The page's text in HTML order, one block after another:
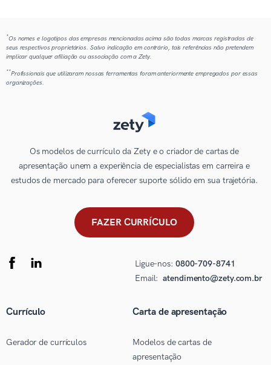
*Os nomes e logotipos das empresas mencionadas acima são todas marcas registradas de
seus respectivos proprietários. Salvo indicação em contrário, tais referências não pretendem
implicar qualquer afiliação ou associação com a Zety.
**Profissionais que utilizaram nossas ferramentas foram anteriormente empregados por essas
organizações.
Os modelos de currículo da Zety e o criador de cartas de
apresentação unem a experiência de especialistas em carreira e
estudos de mercado para oferecer suporte sólido em sua trajetória.
FAZER CURRÍCULO
Ligue-nos: 0800-709-8741
Email: atendimento@zety.com.br
Currículo
Gerador de currículos
Carta de apresentação
Modelos de cartas de
apresentação